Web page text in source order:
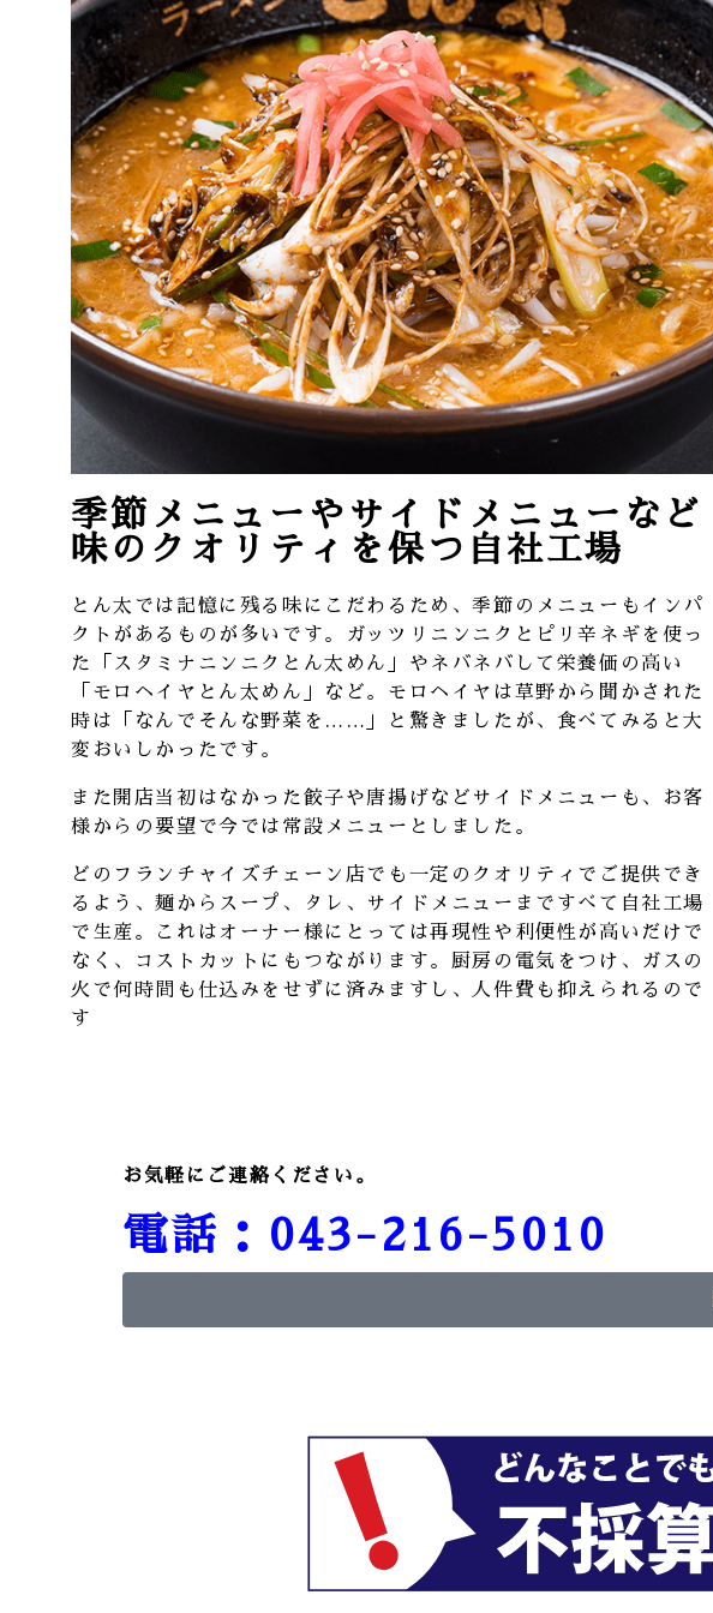
季節メニューやサイドメニューなど
味のクオリティを保つ自社工場
とん太では記憶に残る味にこだわるため、季節のメニューもインパ
クトがあるものが多いです。ガッツリニンニクとピリ辛ネギを使っ
た「スタミナニンニクとん太めん」やネバネバして栄養価の高い
「モロヘイヤとん太めん」など。モロヘイヤは草野から聞かされた
時は「なんでそんな野菜を……」と驚きましたが、食べてみると大
変おいしかったです。
また開店当初はなかった餃子や唐揚げなどサイドメニューも、お客
様からの要望で今では常設メニューとしました。
どのフランチャイズチェーン店でも一定のクオリティでご提供でき
るよう、麺からスープ、タレ、サイドメニューまですべて自社工場
で生産。これはオーナー様にとっては再現性や利便性が高いだけで
なく、コストカットにもつながります。厨房の電気をつけ、ガスの
火で何時間も仕込みをせずに済みますし、人件費も抑えられるので
す
お気軽にご連絡ください。
電話：043-216-5010